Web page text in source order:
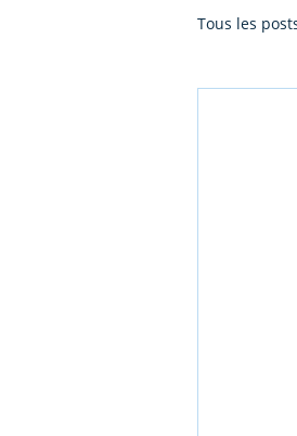
Tous les